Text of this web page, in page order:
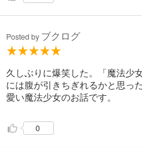
Posted by ブクログ
久しぶりに爆笑した。「魔法少
には腹が引きちぎれるかと思っ
愛い魔法少女のお話です。
0